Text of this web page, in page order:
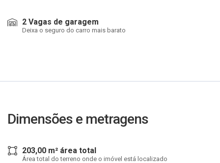
2 Vagas de garagem
Deixa o seguro do carro mais barato
Dimensões e metragens
203,00 m² área total
Área total do terreno onde o imóvel está localizado